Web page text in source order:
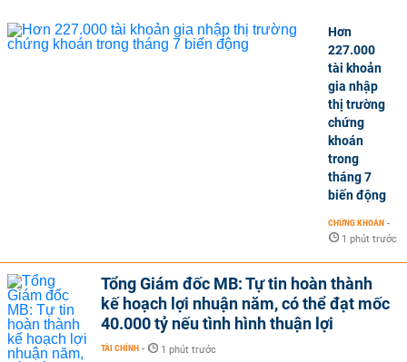
Hơn
227.000
tài khoản
gia nhập
thị trường
chứng
khoán
trong
tháng 7
biến động
CHỨNG KHOÁN -
1 phút trước
Tổng Giám đốc MB: Tự tin hoàn thành
kế hoạch lợi nhuận năm, có thể đạt mốc
40.000 tỷ nếu tình hình thuận lợi
TÀI CHÍNH - 1 phút trước